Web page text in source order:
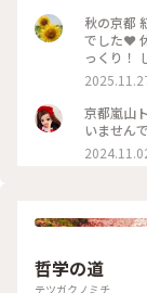
秋の京都
でした❤️
っくり！
行者天国
蛇の列で60
葉 #嵐山
京都嵐山
いません
哲学の道
テツガクノミチ